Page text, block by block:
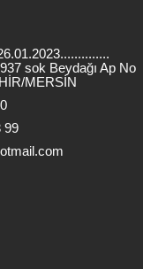
sok Beydağı Ap No
MERSİN
99